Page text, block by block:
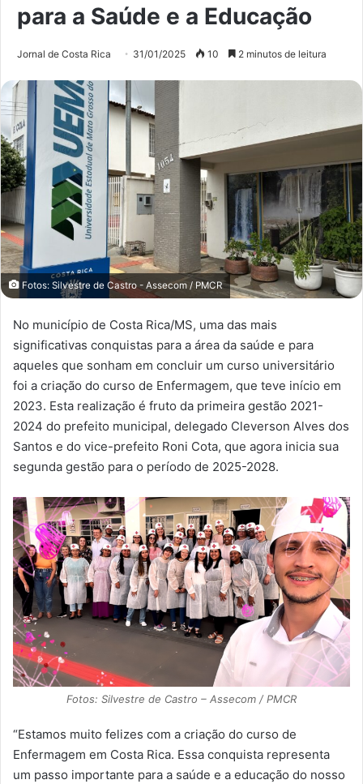
para a Saúde e a Educação
Jornal de Costa Rica 31/01/2025 10 2 minutos de leitura
Fotos: Silvestre de Castro - Assecom / PMCR
No município de Costa Rica/MS, uma das mais
significativas conquistas para a área da saúde e para
aqueles que sonham em concluir um curso universitário
foi a criação do curso de Enfermagem, que teve início em
2023. Esta realização é fruto da primeira gestão 2021-
2024 do prefeito municipal, delegado Cleverson Alves dos
Santos e do vice-prefeito Roni Cota, que agora inicia sua
segunda gestão para o período de 2025-2028.
Fotos: Silvestre de Castro – Assecom / PMCR
“Estamos muito felizes com a criação do curso de
Enfermagem em Costa Rica. Essa conquista representa
um passo importante para a saúde e a educação do nosso